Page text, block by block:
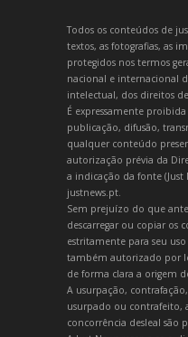
Todos os conteúdos de
textos, as fotografias, as
protegidos nos termos
nacional e internacional
intelectual, dos direitos
É expressamente
publicação, difusão,
qualquer conteúdo
autorização prévia da
a indicação da fonte (Just
justnews.pt.
Sem prejuízo do que
descarregar ou copiar os
estritamente para seu
também autorizado por
de forma clara a origem
A usurpação,
usurpado ou contrafeito,
concorrência desleal são